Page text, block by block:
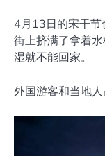
4月13日的宋干节
街上挤满了拿着
湿就不能回家。
外国游客和当地人